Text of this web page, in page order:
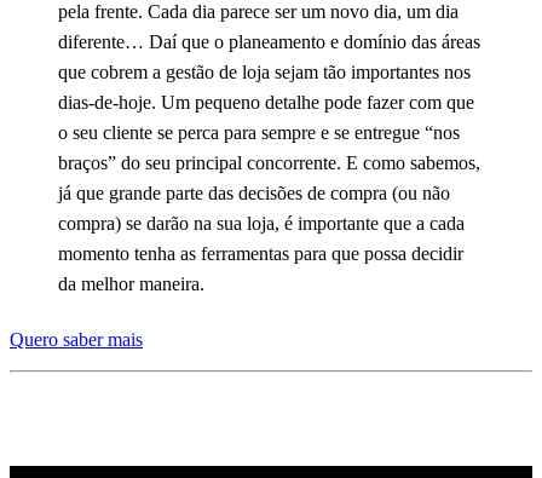
pela frente. Cada dia parece ser um novo dia, um dia
diferente… Daí que o planeamento e domínio das áreas
que cobrem a gestão de loja sejam tão importantes nos
dias-de-hoje. Um pequeno detalhe pode fazer com que
o seu cliente se perca para sempre e se entregue “nos
braços” do seu principal concorrente. E como sabemos,
já que grande parte das decisões de compra (ou não
compra) se darão na sua loja, é importante que a cada
momento tenha as ferramentas para que possa decidir
da melhor maneira.
Quero saber mais